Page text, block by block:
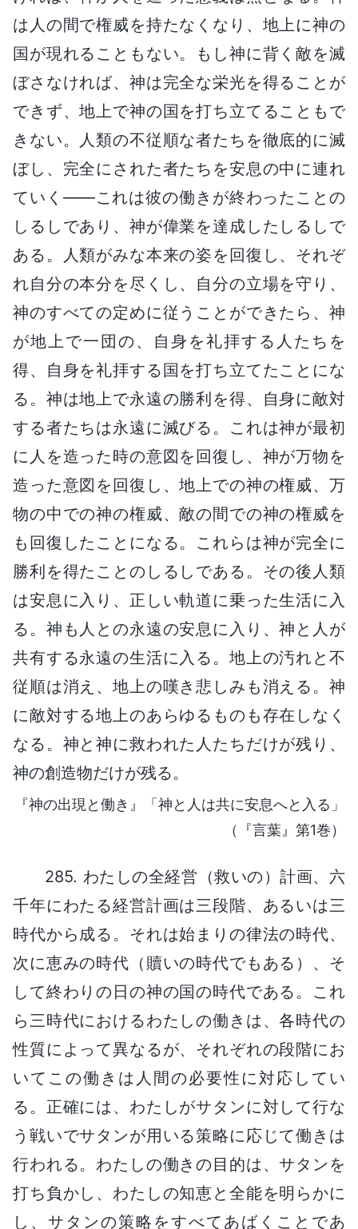
は人の間で権威を持たなくなり、地上に神の
国が現れることもない。もし神に背く敵を滅
ぼさなければ、神は完全な栄光を得ることが
できず、地上で神の国を打ち立てることもで
きない。人類の不従順な者たちを徹底的に滅
ぼし、完全にされた者たちを安息の中に連れ
ていく――これは彼の働きが終わったことの
しるしであり、神が偉業を達成したしるしで
ある。人類がみな本来の姿を回復し、それぞ
れ自分の本分を尽くし、自分の立場を守り、
神のすべての定めに従うことができたら、神
が地上で一団の、自身を礼拝する人たちを
得、自身を礼拝する国を打ち立てたことにな
る。神は地上で永遠の勝利を得、自身に敵対
する者たちは永遠に滅びる。これは神が最初
に人を造った時の意図を回復し、神が万物を
造った意図を回復し、地上での神の権威、万
物の中での神の権威、敵の間での神の権威を
も回復したことになる。これらは神が完全に
勝利を得たことのしるしである。その後人類
は安息に入り、正しい軌道に乗った生活に入
る。神も人との永遠の安息に入り、神と人が
共有する永遠の生活に入る。地上の汚れと不
従順は消え、地上の嘆き悲しみも消える。神
に敵対する地上のあらゆるものも存在しなく
なる。神と神に救われた人たちだけが残り、
神の創造物だけが残る。
『神の出現と働き』「神と人は共に安息へと入る」
（『言葉』第1巻）
285. わたしの全経営（救いの）計画、六
千年にわたる経営計画は三段階、あるいは三
時代から成る。それは始まりの律法の時代、
次に恵みの時代（贖いの時代でもある）、そ
して終わりの日の神の国の時代である。これ
ら三時代におけるわたしの働きは、各時代の
性質によって異なるが、それぞれの段階にお
いてこの働きは人間の必要性に対応してい
る。正確には、わたしがサタンに対して行な
う戦いでサタンが用いる策略に応じて働きは
行われる。わたしの働きの目的は、サタンを
打ち負かし、わたしの知恵と全能を明らかに
し、サタンの策略をすべてあばくことであ